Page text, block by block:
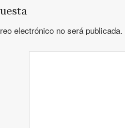
electrónico no será publicada.